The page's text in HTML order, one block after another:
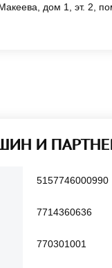
дом 1, эт. 2,
И
5157746000990
7714360636
770301001